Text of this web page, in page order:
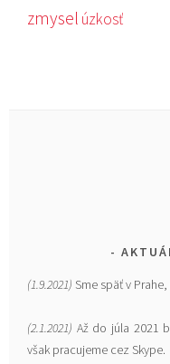
zmysel úzkosť
(1.9.2021) Sme späť v
(2.1.2021) Až do júla 2021
však pracujeme cez Skype.